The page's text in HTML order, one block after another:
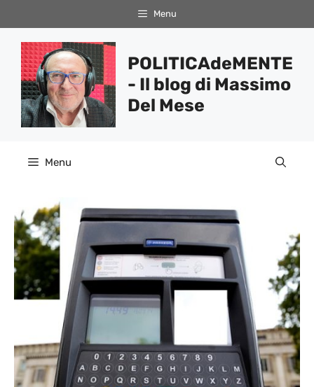
al
contenuto
Menu
POLITICAdeMENTE
- Il blog di Massimo
Del Mese
Menu